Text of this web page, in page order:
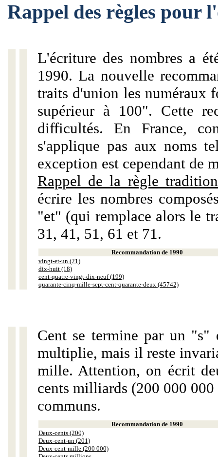
Rappel des règles pour
L'écriture des nombres a
1990. La nouvelle
traits d'union les numéraux
supérieur à 100". Cette
difficultés. En France,
s'applique pas aux noms
exception est cependant de
Rappel de la règle
écrire les nombres
"et" (qui remplace alors le
31, 41, 51, 61 et 71.
Recommandation de 1990
vingt-et-un (21)
dix-huit (18)
cent-quatre-vingt-dix-neuf (199)
quarante-cinq-mille-sept-cent-quarante-deux (45742)
Cent se termine par un "s"
multiplie, mais il reste
mille. Attention, on écrit
cents milliards (200 000
communs.
Recommandation de 1990
Deux-cents (200)
Deux-cent-un (201)
Deux-cent-mille (200 000)